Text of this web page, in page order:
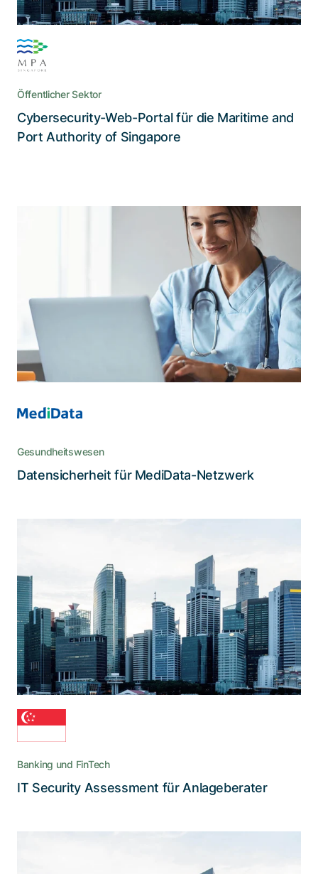
Öffentlicher Sektor
Cybersecurity-Web-Portal für die Maritime and
Port Authority of Singapore
Datenschutz gewährleisten, wo er am
meisten zählt
Anhand einer komplexen Infrastruktur mit
Kundenportal, Mandantenfähigkeit und starkem
Schutz für hochsensible medizinische Daten
Lesen Sie die Story
Gesundheitswesen
Datensicherheit für MediData-Netzwerk
Adnovum in Aktion
Wenn Interessenvertreter für das Verwalten
neuer Finanzgüter den höchsten Standard an IT-
Sicherheit verlangen, ist Adnovum die erste Wahl
Lesen Sie die Story
Banking und FinTech
IT Security Assessment für Anlageberater